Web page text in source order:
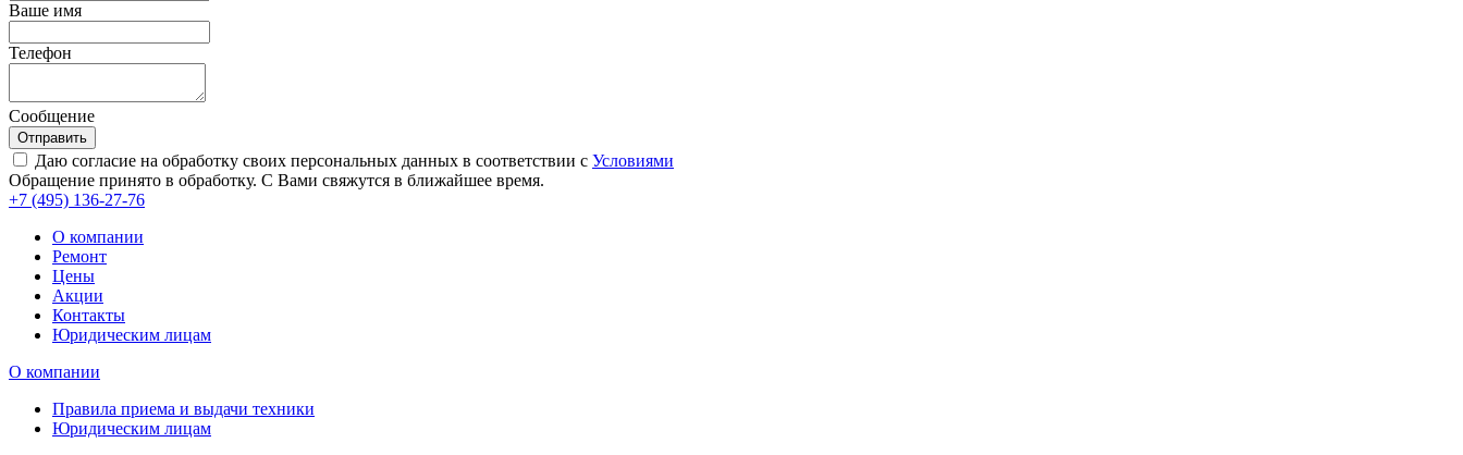
Ваше имя
Телефон
Сообщение
Отправить
Даю согласие на обработку своих персональных данных в соответствии с Условиями
Обращение принято в обработку. С Вами свяжутся в ближайшее время.
+7 (495) 136-27-76
О компании
Ремонт
Цены
Акции
Контакты
Юридическим лицам
О компании
Правила приема и выдачи техники
Юридическим лицам